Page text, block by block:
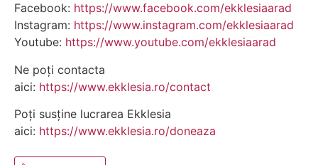
Facebook: https://www.facebook.com/ekklesiaarad
Instagram: https://www.instagram.com/ekklesiaarad
Youtube: https://www.youtube.com/ekklesiaarad
Ne poți contacta
aici: https://www.ekklesia.ro/contact
Poți susține lucrarea Ekklesia
aici: https://www.ekklesia.ro/doneaza